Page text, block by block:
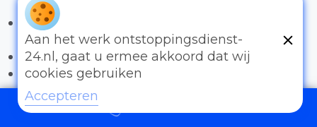
Het uitbreiden of compleet installeren van
een cv-installatie
Vervangen van radiatoren/radiatorkranen
Vloerverwarming
Aan het werk ontstoppingsdienst-
24.nl, gaat u ermee akkoord dat wij
cookies gebruiken
Accepteren